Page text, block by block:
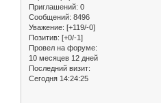
Приглашений: 0
Сообщений: 8496
Уважение: [+119/-0]
Позитив: [+0/-1]
Провел на форуме:
10 месяцев 12 дней
Последний визит:
Сегодня 14:24:25